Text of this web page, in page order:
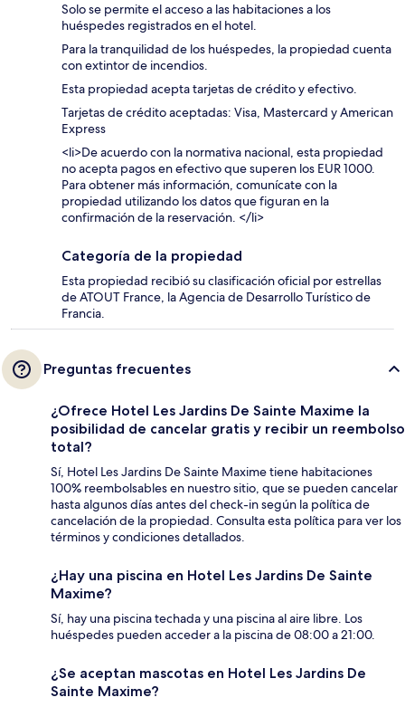
Solo se permite el acceso a las habitaciones a los
huéspedes registrados en el hotel.
Para la tranquilidad de los huéspedes, la propiedad cuenta
con extintor de incendios.
Esta propiedad acepta tarjetas de crédito y efectivo.
Tarjetas de crédito aceptadas: Visa, Mastercard y American
Express
<li>De acuerdo con la normativa nacional, esta propiedad
no acepta pagos en efectivo que superen los EUR 1000.
Para obtener más información, comunícate con la
propiedad utilizando los datos que figuran en la
confirmación de la reservación. </li>
Categoría de la propiedad
Esta propiedad recibió su clasificación oficial por estrellas
de ATOUT France, la Agencia de Desarrollo Turístico de
Francia.
Preguntas frecuentes
¿Ofrece Hotel Les Jardins De Sainte Maxime la
posibilidad de cancelar gratis y recibir un reembolso
total?
Sí, Hotel Les Jardins De Sainte Maxime tiene habitaciones
100% reembolsables en nuestro sitio, que se pueden cancelar
hasta algunos días antes del check-in según la política de
cancelación de la propiedad. Consulta esta política para ver los
términos y condiciones detallados.
¿Hay una piscina en Hotel Les Jardins De Sainte
Maxime?
Sí, hay una piscina techada y una piscina al aire libre. Los
huéspedes pueden acceder a la piscina de 08:00 a 21:00.
¿Se aceptan mascotas en Hotel Les Jardins De
Sainte Maxime?